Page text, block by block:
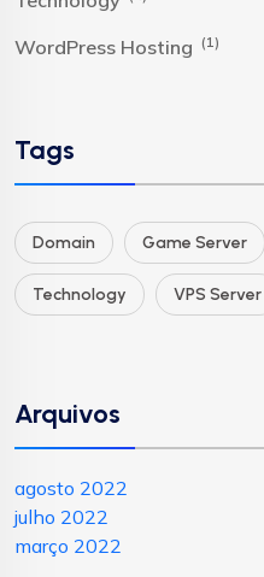
WordPress Hosting (1)
Tags
Domain Game Server
Technology VPS Server
Arquivos
agosto 2022
julho 2022
março 2022